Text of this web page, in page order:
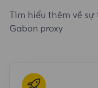
Tìm hiểu thêm về
Gabon proxy